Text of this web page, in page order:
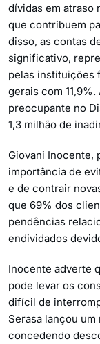
dívidas em atraso
que contribuem
disso, as contas
significativo,
pelas instituições
gerais com
preocupante no
1,3 milhão de
Giovani Inocente,
importância de
e de contrair
que 69% dos
pendências
endividados
Inocente adverte
pode levar os
difícil de
Serasa lançou
concedendo